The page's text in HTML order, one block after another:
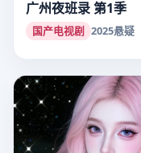
广州夜班录 第1季
国产电视剧 2025悬疑